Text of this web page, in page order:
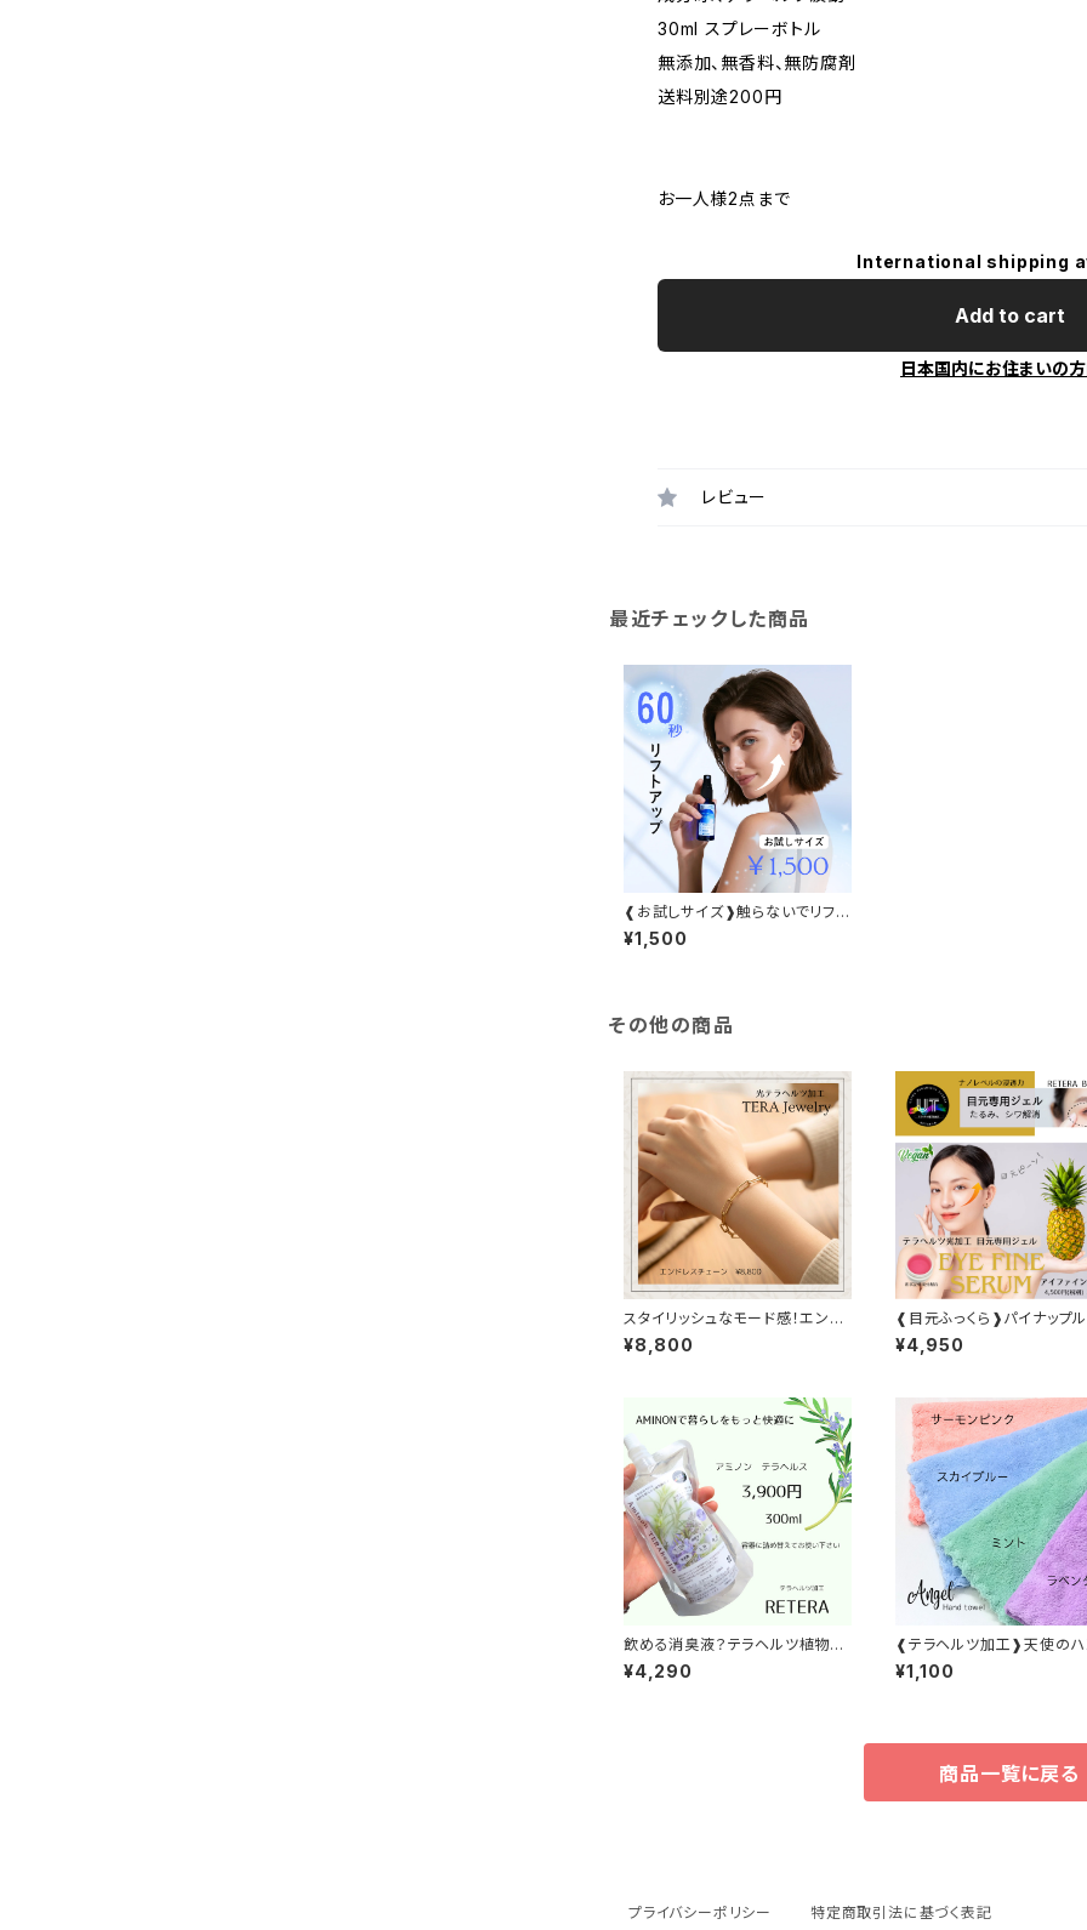
30ml スプレーボトル
無添加、無香料、無防腐剤
送料別途200円
お一人様2点まで
International shipping
Add to cart
日本国内にお住まいの
レビュー
最近チェックした商品
❰お試しサイズ❱触らないでリフト
⤴️。 テラヘルツ魔法水 Venus M
agic
¥1,500
その他の商品
スタイリッシュなモード感！エンド
レスチェーンブレスレット
¥8,800
❰目元ふっくら❱パイナップ
のプラセンタ
¥4,950
飲める消臭液？テラヘルツ植物酵
素液 アミノン★テラヘルス
¥4,290
❰テラヘルツ加工❱天使のハ
タオル
¥1,100
商品一覧に戻る
プライバシーポリシー 特定商取引法に基づく表記